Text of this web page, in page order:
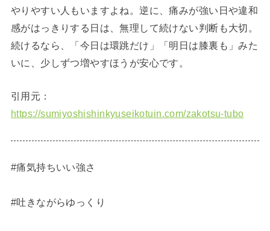
やりやすい人もいますよね。逆に、痛みが強い日や違和
感がはっきりする日は、無理して続けない判断も大切。
続けるなら、「今日は環跳だけ」「明日は膝裏も」みた
いに、少しずつ増やすほうが安心です。
引用元：
https://sumiyoshishinkyuseikotuin.com/zakotsu-tubo
#痛気持ちいい強さ
#吐きながらゆっくり